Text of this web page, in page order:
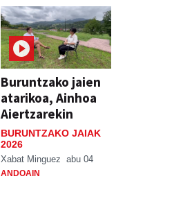
Buruntzako jaien
atarikoa, Ainhoa
Aiertzarekin
BURUNTZAKO JAIAK
2026
Xabat Minguez abu 04
ANDOAIN